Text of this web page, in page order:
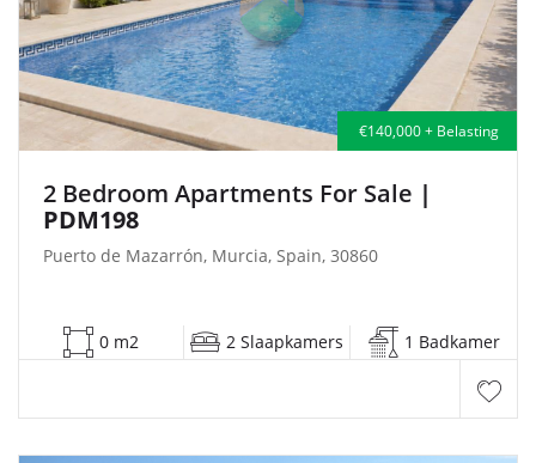
€140,000 + Belasting
2 Bedroom Apartments For Sale |
PDM198
Puerto de Mazarrón, Murcia, Spain, 30860
0 m2 2 Slaapkamers 1 Badkamer